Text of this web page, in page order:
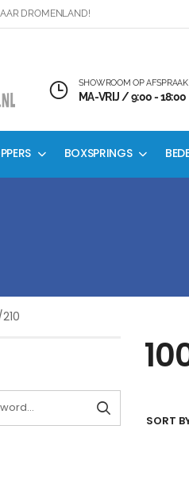
DROMENLAND!
SHOWROOM OP AFSPRAAK
MA-VRIJ / 9:00 - 18:00
BOXSPRINGS
SORT